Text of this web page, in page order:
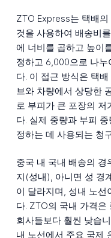
ZTO Express는 택배
것을 사용하여 배송비
에 너비를 곱하고 높이
정하고 6,000으로 나누
다. 이 접근 방식은 택
브와 차량에서 상당한
로 부피가 큰 포장의
다. 실제 중량과 부피
정하는 데 사용되는 청
중국 내 국내 배송의 경
지(성내), 아니면 성 경
이 달라지며, 성내 노선
다. ZTO의 국내 가격은
회사들보다 훨씬 낮습
내 노선에서 주요 국제